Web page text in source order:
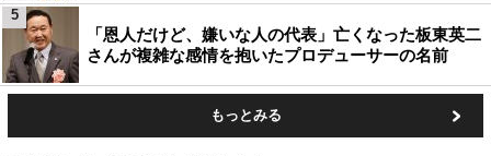
「恩人だけど、嫌いな人の代表」亡くなった板東英二
さんが複雑な感情を抱いたプロデューサーの名前
5
もっとみる